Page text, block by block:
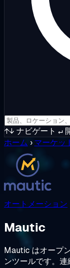
↑↓ ナビゲート ↵
ホーム › マーケッ
オートメーション
Mautic
Mautic はオープ
ンツールです。